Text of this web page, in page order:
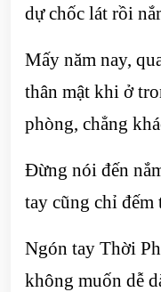
dự chốc lát rồi
Mấy năm nay,
thân mật khi ở
phòng, chẳng
Đừng nói đến
tay cũng chỉ đếm
Ngón tay Thời
không muốn dễ